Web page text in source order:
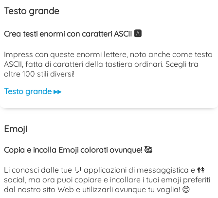
Testo grande
Crea testi enormi con caratteri ASCII 🅰️
Impress con queste enormi lettere, noto anche come testo
ASCII, fatta di caratteri della tastiera ordinari. Scegli tra
oltre 100 stili diversi!
Testo grande ▸▸
Emoji
Copia e incolla Emoji colorati ovunque! 🥰
Li conosci dalle tue 💬 applicazioni di messaggistica e 👫
social, ma ora puoi copiare e incollare i tuoi emoji preferiti
dal nostro sito Web e utilizzarli ovunque tu voglia! 😊